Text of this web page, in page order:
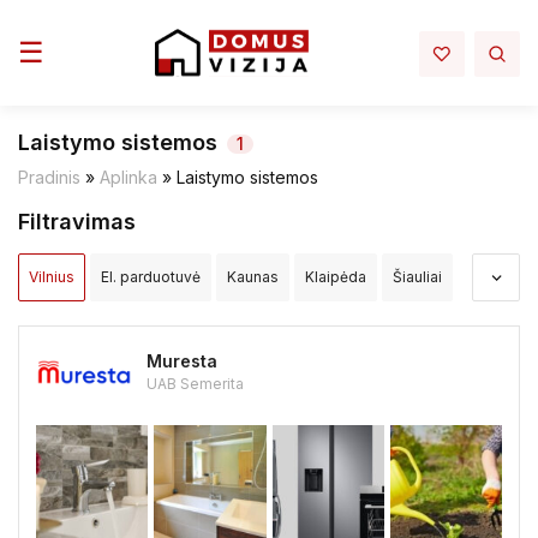
Toggle navigation
☰
Filtravimas
Vilnius El. parduotuvė Kaunas Klaipėda Šiauliai
Panevėžys Alytus Akmenės raj. Alytaus raj.
Anykščių raj. Birštono sav.
Druskininkų sav. Elektrėnų sav. Ignalinos raj.
Jonavos raj. Joniškio raj. Jurbarko raj.
Laistymo sistemos
1
Pradinis » Aplinka » Laistymo sistemos
Muresta
UAB Semerita